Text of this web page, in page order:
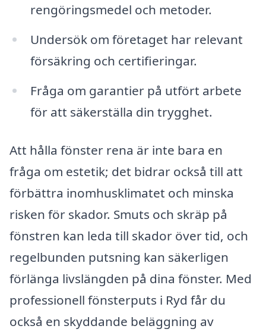
rengöringsmedel och metoder.
Undersök om företaget har relevant
försäkring och certifieringar.
Fråga om garantier på utfört arbete
för att säkerställa din trygghet.
Att hålla fönster rena är inte bara en
fråga om estetik; det bidrar också till att
förbättra inomhusklimatet och minska
risken för skador. Smuts och skräp på
fönstren kan leda till skador över tid, och
regelbunden putsning kan säkerligen
förlänga livslängden på dina fönster. Med
professionell fönsterputs i Ryd får du
också en skyddande beläggning av